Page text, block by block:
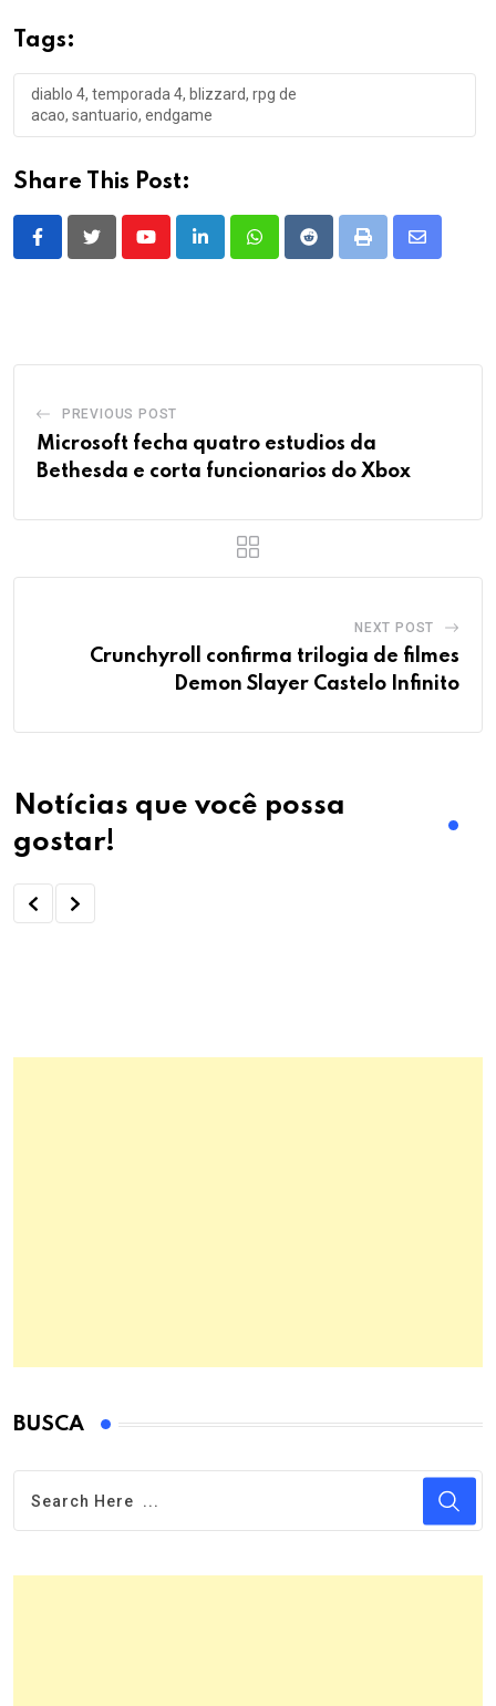
Tags:
diablo 4, temporada 4, blizzard, rpg de
acao, santuario, endgame
Share This Post:
YoutubeLinkedInWhatsappRedditPrint
Share
PREVIOUS POST
Microsoft fecha quatro estudios da
Bethesda e corta funcionarios do Xbox
NEXT POST
Crunchyroll confirma trilogia de filmes
Demon Slayer Castelo Infinito
Notícias que você possa
gostar!
BUSCA